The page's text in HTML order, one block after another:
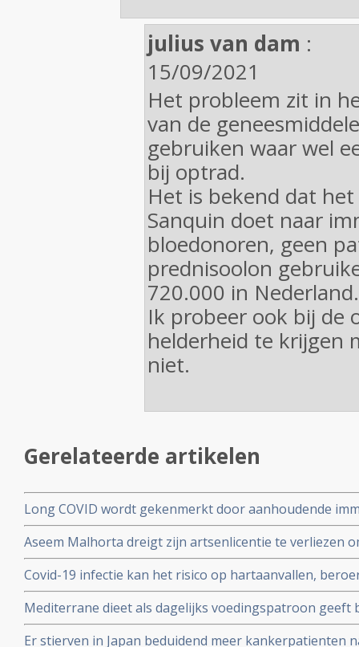
julius van dam :
15/09/2021
Het probleem zit in
van de
gebruiken waar wel
bij optrad.
Het is bekend dat
Sanquin doet naar
bloedonoren, geen
prednisoolon
720.000 in Nederland.
Ik probeer ook bij de
helderheid te krijgen
niet.
Gerelateerde artikelen
Long COVID wordt gekenmerkt door aanhoudende
cytotoxische CD8+ T-cellen op het SARS-CoV-2 virus
immuunreacties op de herpesvirussen Epstein-Barr-
patienten met aanhoudende Long Covid
Aseem Malhorta dreigt zijn artsenlicentie te verliezen
Covid mRNA vaccins ter discussie stelde in een
jarige leeftijd plotseling overleedt aan een hartaanval
Covid-19 infectie kan het risico op hartaanvallen,
gedurende drie jaar na een infectie verhogen
Mediterrane dieet als dagelijks voedingspatroon geeft
coronavirus - Covid-19 blijkt uit meta analyse van 6
Er stierven in Japan beduidend meer kankerpatienten